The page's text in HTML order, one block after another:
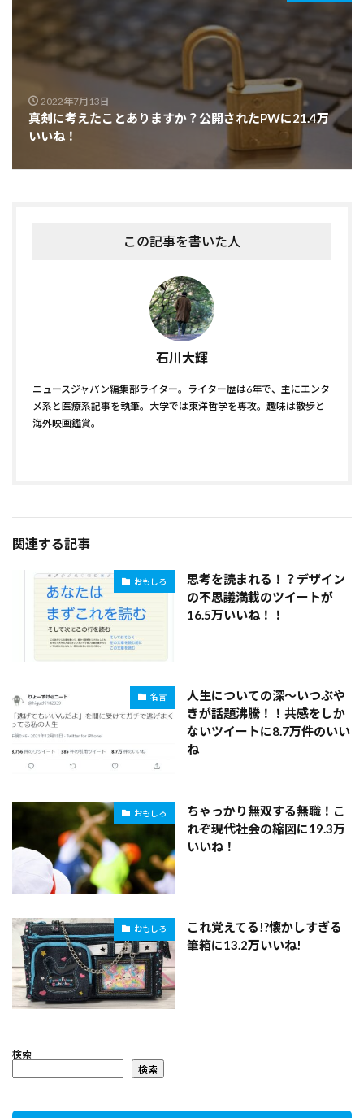
2022年7月13日
真剣に考えたことありますか？公開されたPWに21.4万
いいね！
この記事を書いた人
石川大輝
ニュースジャパン編集部ライター。ライター歴は6年で、主にエンタ
メ系と医療系記事を執筆。大学では東洋哲学を専攻。趣味は散歩と
海外映画鑑賞。
関連する記事
おもしろ
思考を読まれる！？デザイン
の不思議満載のツイートが
16.5万いいね！！
名言
人生についての深～いつぶや
きが話題沸騰！！共感をしか
ないツイートに8.7万件のいい
ね
おもしろ
ちゃっかり無双する無職！こ
れぞ現代社会の縮図に19.3万
いいね！
おもしろ
これ覚えてる!?懐かしすぎる
筆箱に13.2万いいね!
検索
検索